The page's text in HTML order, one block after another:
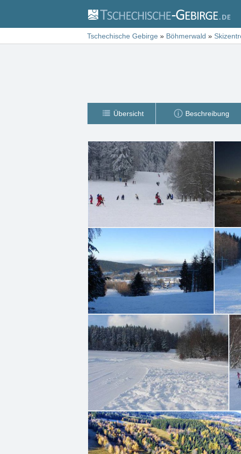
Tschechische Gebirge » Böhmerwald »
Übersicht Beschreibung